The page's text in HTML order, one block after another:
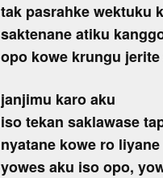
tak pasrahke wektuku
saktenane atiku
opo kowe krungu
janjimu karo aku
iso tekan saklawase
nyatane kowe ro liyane
yowes aku iso opo,